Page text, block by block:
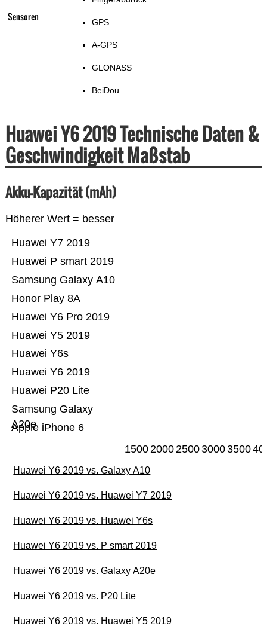
Sensoren GPS
A-GPS
GLONASS
BeiDou
Huawei Y6 2019 Technische Daten &
Geschwindigkeit Maßstab
Akku-Kapazität (mAh)
Höherer Wert = besser
Apple iPhone 6
Samsung Galaxy
A20e
Huawei P20 Lite
Huawei Y6 2019
Huawei Y6s
Huawei Y5 2019
Huawei Y6 Pro 2019
Honor Play 8A
Samsung Galaxy A10
Huawei P smart 2019
Huawei Y7 2019
15002000250030003500
Huawei Y6 2019 vs. Galaxy A10
Huawei Y6 2019 vs. Huawei Y7 2019
Huawei Y6 2019 vs. Huawei Y6s
Huawei Y6 2019 vs. P smart 2019
Huawei Y6 2019 vs. Galaxy A20e
Huawei Y6 2019 vs. P20 Lite
Huawei Y6 2019 vs. Huawei Y5 2019